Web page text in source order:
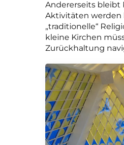
Andererseits bleibt
Aktivitäten werden
„traditionelle“
kleine Kirchen
Zurückhaltung